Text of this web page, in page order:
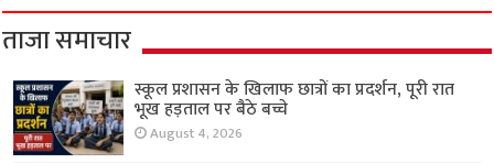
ताजा समाचार
स्कूल प्रशासन के खिलाफ छात्रों का प्रदर्शन, पूरी रात
भूख हड़ताल पर बैठे बच्चे
August 4, 2026